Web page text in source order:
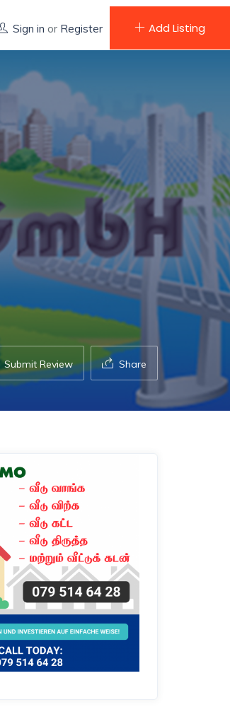
Sign in or Register Add Listing
Submit Review Share